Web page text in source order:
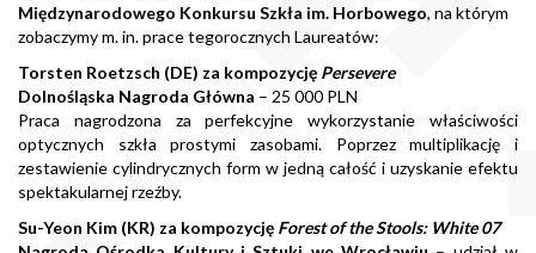
Międzynarodowego Konkursu Szkła im. Horbowego, na którym
zobaczymy m. in. prace tegorocznych Laureatów:
Torsten Roetzsch (DE) za kompozycję Persevere
Dolnośląska Nagroda Główna – 25 000 PLN
Praca nagrodzona za perfekcyjne wykorzystanie właściwości
optycznych szkła prostymi zasobami. Poprzez multiplikację i
zestawienie cylindrycznych form w jedną całość i uzyskanie efektu
spektakularnej rzeźby.
Su-Yeon Kim (KR) za kompozycję Forest of the Stools: White 07